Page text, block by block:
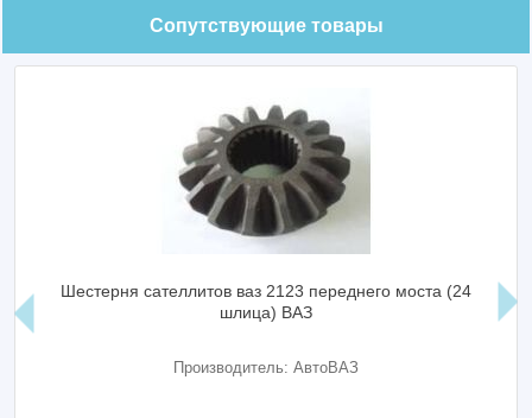
Сопутствующие товары
Шестерня сателлитов ваз 2123 переднего моста (24
шлица) ВАЗ
Производитель: АвтоВАЗ